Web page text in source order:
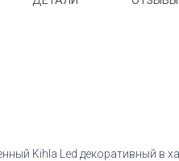
Kihla Led декоративный в